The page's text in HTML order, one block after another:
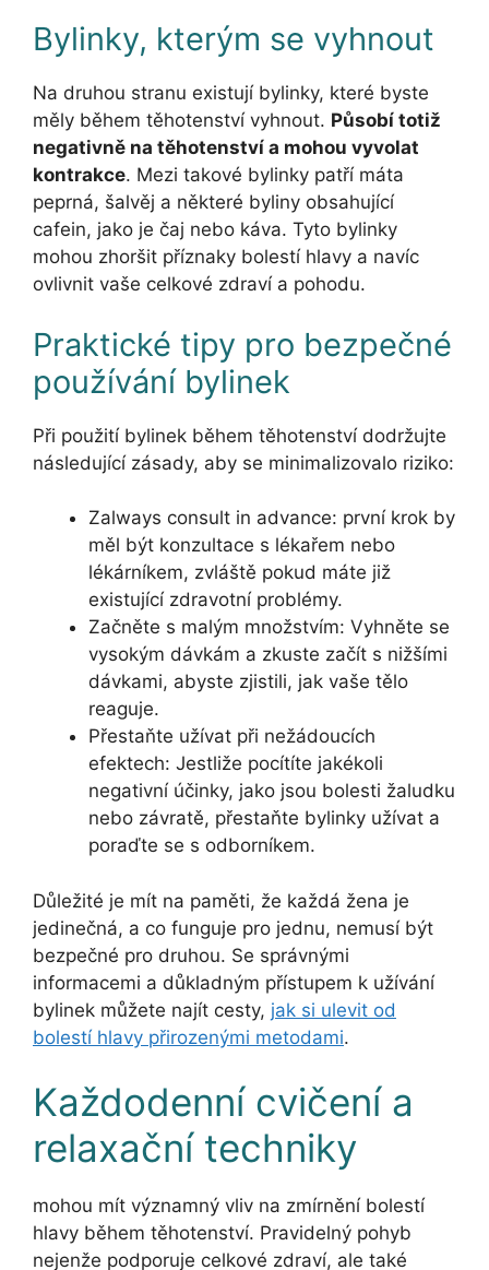
Bylinky, kterým se vyhnout
Na druhou stranu existují bylinky, které byste
měly během těhotenství vyhnout. Působí totiž
negativně na těhotenství a mohou vyvolat
kontrakce. Mezi takové bylinky patří máta
peprná, šalvěj a některé byliny obsahující
cafein, jako je čaj nebo káva. Tyto bylinky
mohou zhoršit příznaky bolestí hlavy a navíc
ovlivnit vaše celkové zdraví a pohodu.
Praktické tipy pro bezpečné
používání bylinek
Při použití bylinek během těhotenství dodržujte
následující zásady, aby se minimalizovalo riziko:
Zalways consult in advance: první krok by
měl být konzultace s lékařem nebo
lékárníkem, zvláště pokud máte již
existující zdravotní problémy.
Začněte s malým množstvím: Vyhněte se
vysokým dávkám a zkuste začít s nižšími
dávkami, abyste zjistili, jak vaše tělo
reaguje.
Přestaňte užívat při nežádoucích
efektech: Jestliže pocítíte jakékoli
negativní účinky, jako jsou bolesti žaludku
nebo závratě, přestaňte bylinky užívat a
poraďte se s odborníkem.
Důležité je mít na paměti, že každá žena je
jedinečná, a co funguje pro jednu, nemusí být
bezpečné pro druhou. Se správnými
informacemi a důkladným přístupem k užívání
bylinek můžete najít cesty, jak si ulevit od
bolestí hlavy přirozenými metodami.
Každodenní cvičení a
relaxační techniky
mohou mít významný vliv na zmírnění bolestí
hlavy během těhotenství. Pravidelný pohyb
nejenže podporuje celkové zdraví, ale také